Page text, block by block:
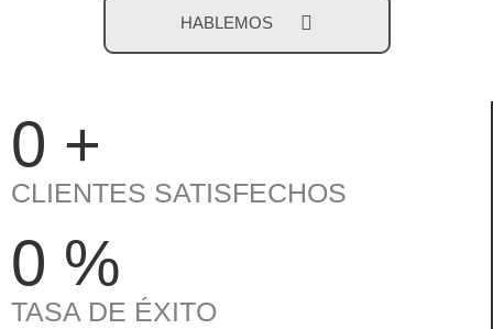
HABLEMOS
0 +
CLIENTES SATISFECHOS
0 %
TASA DE ÉXITO